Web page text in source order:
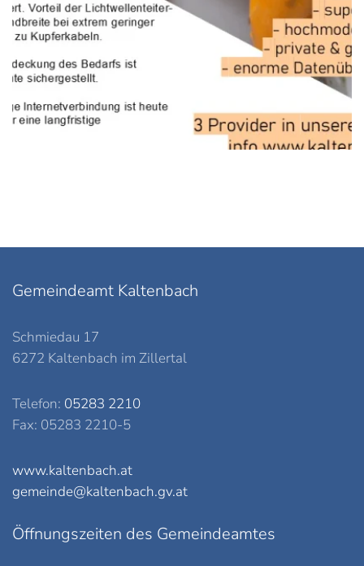
Gemeindeamt Kaltenbach
Schmiedau 17
6272 Kaltenbach im Zillertal
Telefon: 05283 2210
Fax: 05283 2210-5
www.kaltenbach.at
gemeinde@kaltenbach.gv.at
Öffnungszeiten des Gemeindeamtes